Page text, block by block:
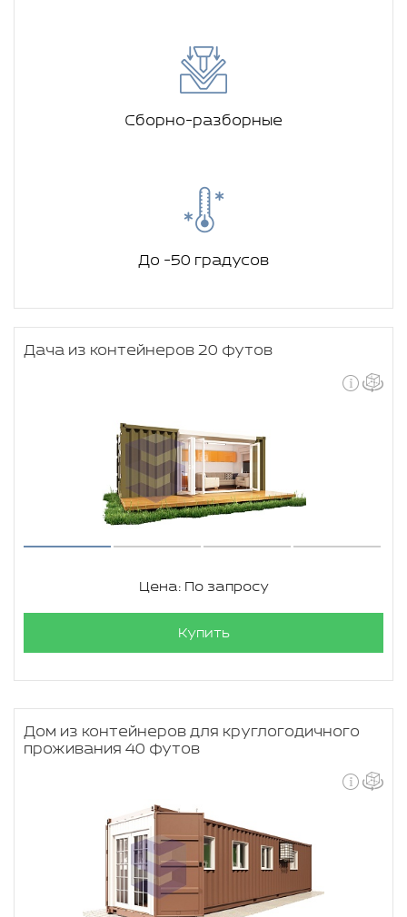
Сборно-разборные
До -50 градусов
Дача из контейнеров 20 футов
Цена: По запросу
Купить
Дом из контейнеров для круглогодичного
проживания 40 футов